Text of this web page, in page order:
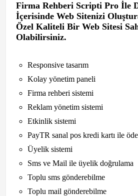
Firma Rehberi Scripti Pro İle
İçerisinde Web Sitenizi
Özel Kaliteli Bir Web Sitesi
Olabilirsiniz.
Responsive tasarım
Kolay yönetim paneli
Firma rehberi sistemi
Reklam yönetim sistemi
Etkinlik sistemi
PayTR sanal pos kredi kartı ile
Üyelik sistemi
Sms ve Mail ile üyelik doğrulama
Toplu sms gönderebilme
Toplu mail gönderebilme